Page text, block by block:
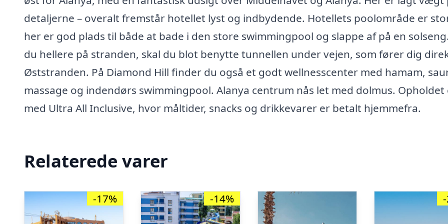
detaljerne – overalt fremstår hotellet lyst og indbydende. Hotellets poolområde er
her er god plads til både at bade i den store swimmingpool og slappe af på en
du hellere på stranden, skal du blot benytte tunnellen under vejen, som fører dig
Øststranden. På Diamond Hill finder du også et godt wellnesscenter med hamam,
massage og indendørs swimmingpool. Alanya centrum nås let med dolmus. Opholdet
med Ultra All Inclusive, hvor måltider, snacks og drikkevarer er betalt hjemmefra.
Relaterede varer
-17% -14%